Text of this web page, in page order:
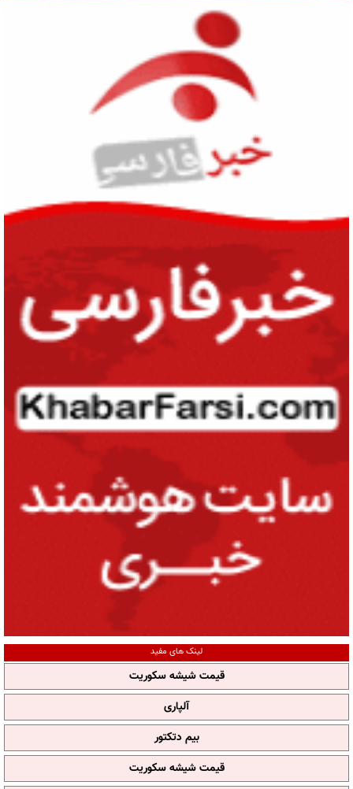
لینک های مفید
قیمت شیشه سکوریت
آلپاری
بیم دتکتور
قیمت شیشه سکوریت